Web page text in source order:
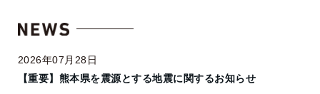
2026年07月28日
【重要】熊本県を震源とする地震に関するお知らせ